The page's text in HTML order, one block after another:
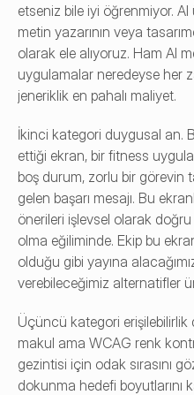
etseniz bile iyi öğrenmiyor.
metin yazarının veya
olarak ele alıyoruz. Ham AI
uygulamalar neredeyse her
jeneriklik en pahalı maliyet.
İkinci kategori duygusal an.
ettiği ekran, bir fitness
boş durum, zorlu bir görevin
gelen başarı mesajı. Bu
önerileri işlevsel olarak
olma eğiliminde. Ekip bu
olduğu gibi yayına
verebileceğimiz alternatifler
Üçüncü kategori erişilebilirlik
makul ama WCAG renk
gezintisi için odak sırasını
dokunma hedefi boyutlarını